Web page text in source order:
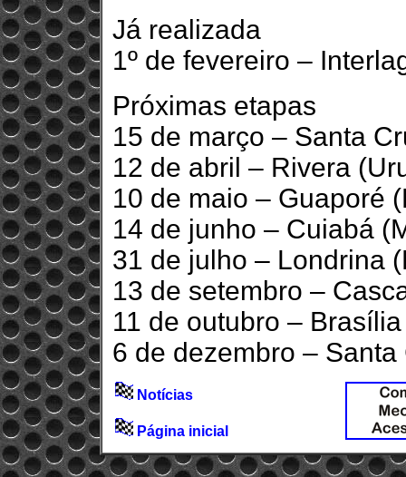
Já realizada
1º de fevereiro –
Próximas etapas
15 de março – Santa
12 de abril – Rivera
10 de maio – Guaporé
14 de junho – Cuiabá
31 de julho – Londrina
13 de setembro –
11 de outubro –
6 de dezembro –
Notícias
Página inicial